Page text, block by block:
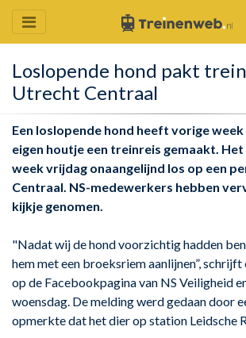
Loslopende hond pakt
Utrecht Centraal
Een loslopende hond heeft vorige
eigen houtje een treinreis gemaakt.
week vrijdag onaangelijnd los op een
Centraal. NS-medewerkers hebben
kijkje genomen.
"Nadat wij de hond voorzichtig hadden
hem met een broeksriem aanlijnen”,
op de Facebookpagina van NS Veiligheid
woensdag. De melding werd gedaan door
opmerkte dat het dier op station Leidsche